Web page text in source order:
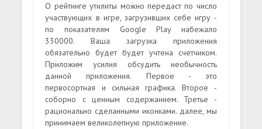
О рейтинге утилиты можно передаст по число
участвующих в игре, загрузивших себе игру -
по показателям Google Play набежало
330000. Ваша загрузка приложения
обязательно будет будет учтена счетчиком.
Приложим усилия обсудить необычность
данной приложения. Первое - это
первосортная и сильная графика. Второе -
соборно с ценным содержанием. Третье -
рационально сделанными иконками. далее, мы
принимаем великолепную приложение.